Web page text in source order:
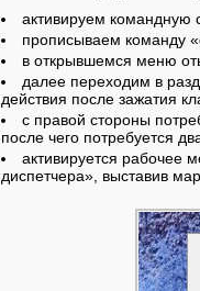
активируем командную
прописываем команду
в открывшемся меню
далее переходим в
действия после зажатия
с правой стороны
после чего потребуется
активируется рабочее
диспетчера», выставив